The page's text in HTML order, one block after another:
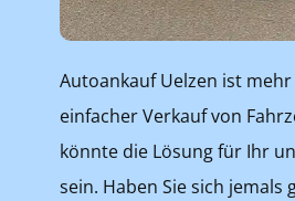
Autoankauf Uelzen ist
einfacher Verkauf von
könnte die Lösung für Ihr
sein. Haben Sie sich jemals